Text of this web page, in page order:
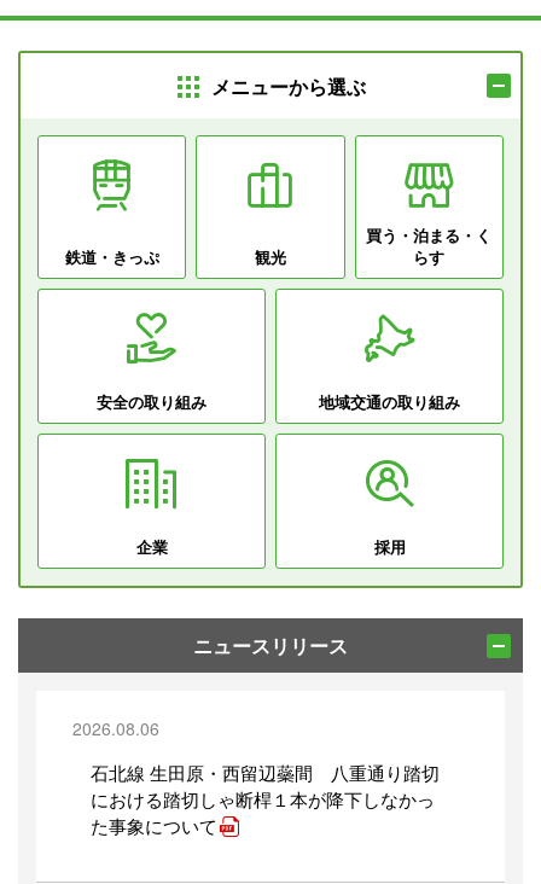
メニューから選ぶ
鉄道・きっぷ 観光
買う・泊まる・ く
らす
安全の取り組み 地域交通の取り組み
企業 採用
ニュースリリース
2026.08.06
石北線 生田原・西留辺蘂間 八重通り踏切
における踏切しゃ断桿１本が降下しなかっ
た事象について